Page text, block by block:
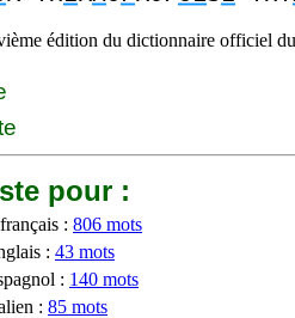
édition du dictionnaire officiel
pour :
: 806 mots
: 43 mots
: 140 mots
: 85 mots